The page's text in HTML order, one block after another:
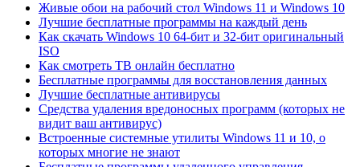
Живые обои на рабочий стол Windows 11 и Windows 10
Лучшие бесплатные программы на каждый день
Как скачать Windows 10 64-бит и 32-бит оригинальный
ISO
Как смотреть ТВ онлайн бесплатно
Бесплатные программы для восстановления данных
Лучшие бесплатные антивирусы
Средства удаления вредоносных программ (которых не
видит ваш антивирус)
Встроенные системные утилиты Windows 11 и 10, о
которых многие не знают